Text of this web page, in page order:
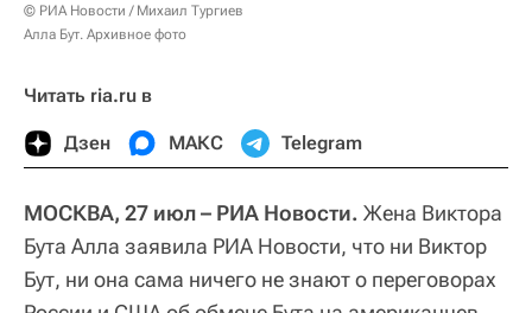
© РИА Новости / Михаил Тургиев
Алла Бут. Архивное фото
Читать ria.ru в
Дзен МАКС Telegram
МОСКВА, 27 июл – РИА Новости. Жена Виктора
Бута Алла заявила РИА Новости, что ни Виктор
Бут, ни она сама ничего не знают о переговорах